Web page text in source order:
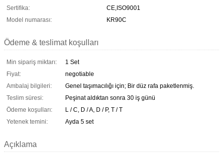
Sertifika:
CE,ISO9001
Model numarası:
KR90C
Ödeme & teslimat koşulları
Min sipariş miktarı:
1 Set
Fiyat:
negotiable
Ambalaj bilgileri:
Genel taşımacılığı için; Bir düz rafa paketlenmiş.
Teslim süresi:
Peşinat aldıktan sonra 30 iş günü
Ödeme koşulları:
L / C, D / A, D / P, T / T
Yetenek temini:
Ayda 5 set
Açıklama